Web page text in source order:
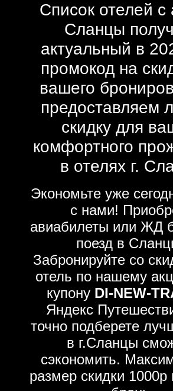
Список отелей с
Сланцы
актуальный в
промокод на
вашего
предоставляем
скидку для
комфортного
в отелях г.
Экономьте уже
с нами!
авиабилеты или ЖД
поезд в
Забронируйте со
отель по нашему
купону DI-NEW-
Яндекс
точно подберете
в г.Сланцы
сэкономить.
размер скидки